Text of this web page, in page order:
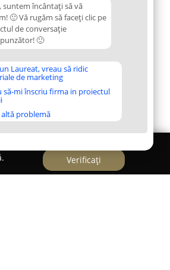
suntem încântați să vă
🙂 Vă rugăm să faceți clic pe
de conversație
🙂
Laureat, vreau să ridic
de marketing
să-mi înscriu firma in proiectul
problemă
Verificați